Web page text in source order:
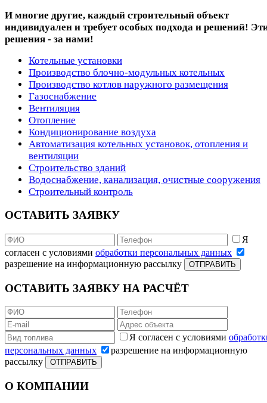
И многие другие, каждый строительный объект
индивидуален и требует особых подхода и решений!
решения - за нами!
Котельные установки
Производство блочно-модульных котельных
Производство котлов наружного размещения
Газоснабжение
Вентиляция
Отопление
Кондиционирование воздуха
Автоматизация котельных установок, отопления и
вентиляции
Строительство зданий
Водоснабжение, канализация, очистные сооружения
Строительный контроль
ОСТАВИТЬ ЗАЯВКУ
Я
согласен с условиями обработки персональных данных
разрешение на информационную рассылку
ОТПРАВИТЬ
ОСТАВИТЬ ЗАЯВКУ НА РАСЧЁТ
Я согласен с условиями
персональных данных
разрешение на информационную
рассылку
ОТПРАВИТЬ
О КОМПАНИИ